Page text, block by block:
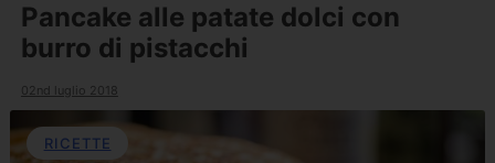
Pancake alle patate dolci con
burro di pistacchi
02nd luglio 2018
RICETTE